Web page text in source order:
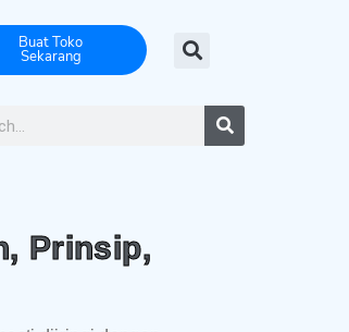
Buat Toko
Sekarang
Prinsip,